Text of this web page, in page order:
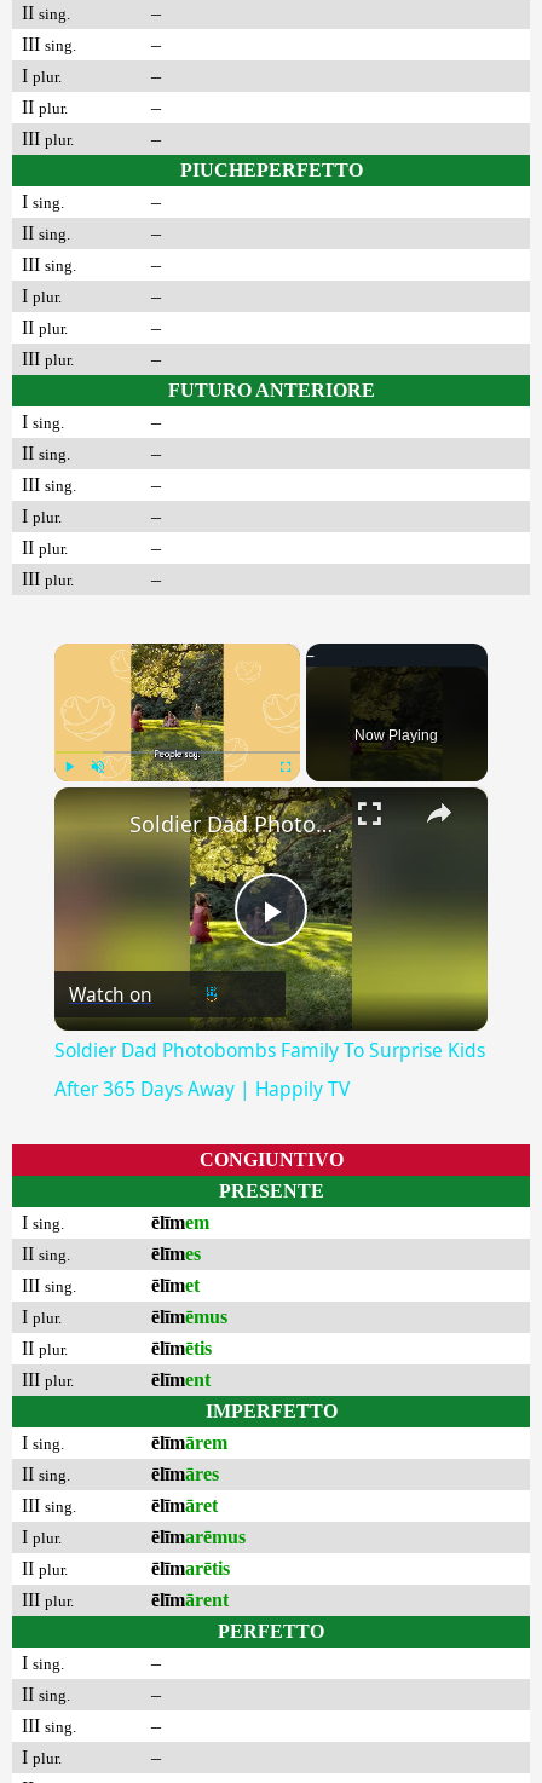
II sing.
–
III sing.
–
I plur.
–
II plur.
–
III plur.
–
PIUCHEPERFETTO
I sing.
–
II sing.
–
III sing.
–
I plur.
–
II plur.
–
III plur.
–
FUTURO ANTERIORE
I sing.
–
II sing.
–
III sing.
–
I plur.
–
II plur.
–
III plur. –
×
Fullscreen
Now Playing
×
Play
Video
Soldier Dad Photobombs Family To Surprise Kids After 365 Days Away | Happily TV
Watch on
Soldier Dad Photobombs Family To Surprise Kids
After 365 Days Away | Happily TV
CONGIUNTIVO
PRESENTE
I sing. ēlīmem
II sing. ēlīmes
III sing. ēlīmet
I plur. ēlīmēmus
II plur. ēlīmētis
III plur. ēlīment
IMPERFETTO
I sing. ēlīmārem
II sing. ēlīmāres
III sing. ēlīmāret
I plur. ēlīmarēmus
II plur. ēlīmarētis
III plur. ēlīmārent
PERFETTO
I sing.
–
II sing.
–
III sing.
–
I plur.
–